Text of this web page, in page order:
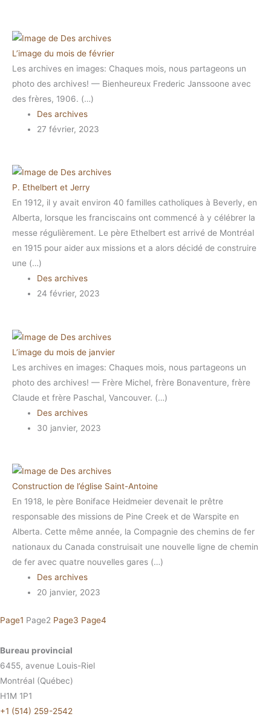
L’image du mois de février
Les archives en images: Chaques mois, nous partageons un
photo des archives! — Bienheureux Frederic Janssoone avec
des frères, 1906. (…)
Des archives
27 février, 2023
P. Ethelbert et Jerry
En 1912, il y avait environ 40 familles catholiques à Beverly, en
Alberta, lorsque les franciscains ont commencé à y célébrer la
messe régulièrement. Le père Ethelbert est arrivé de Montréal
en 1915 pour aider aux missions et a alors décidé de construire
une (…)
Des archives
24 février, 2023
L’image du mois de janvier
Les archives en images: Chaques mois, nous partageons un
photo des archives! — Frère Michel, frère Bonaventure, frère
Claude et frère Paschal, Vancouver. (…)
Des archives
30 janvier, 2023
Construction de l’église Saint-Antoine
En 1918, le père Boniface Heidmeier devenait le prêtre
responsable des missions de Pine Creek et de Warspite en
Alberta. Cette même année, la Compagnie des chemins de fer
nationaux du Canada construisait une nouvelle ligne de chemin
de fer avec quatre nouvelles gares (…)
Des archives
20 janvier, 2023
Page1 Page2 Page3 Page4
Bureau provincial
6455, avenue Louis-Riel
Montréal (Québec)
H1M 1P1
+1 (514) 259-2542